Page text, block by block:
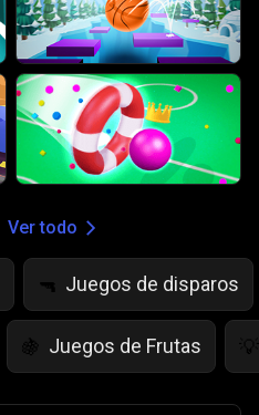
Ver todo
🔫 Juegos de disparos
🍇 Juegos de Frutas 💡